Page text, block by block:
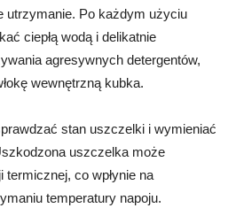
utrzymanie. Po każdym użyciu
ciepłą wodą i delikatnie
agresywnych detergentów,
wewnętrzną kubka.
stan uszczelki i wymieniać
uszczelka może
co wpłynie na
temperatury napoju.